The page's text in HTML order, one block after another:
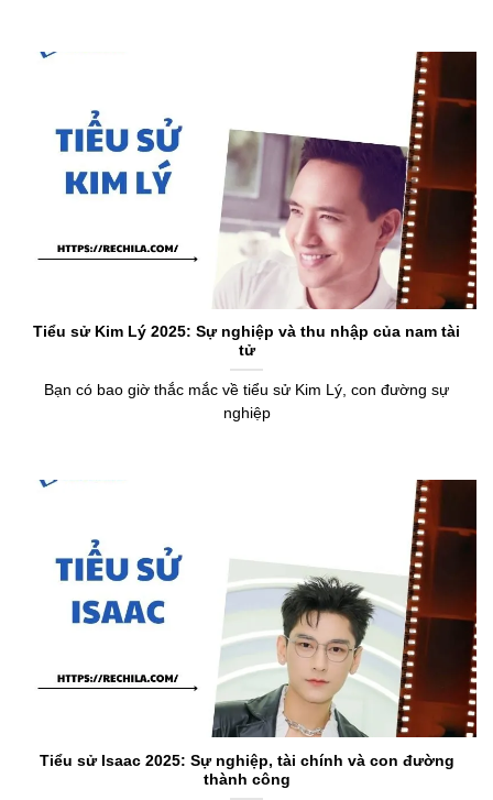
Tiểu sử Kim Lý 2025: Sự nghiệp và thu nhập của nam tài
tử
Bạn có bao giờ thắc mắc về tiểu sử Kim Lý, con đường sự
nghiệp
Tiểu sử Isaac 2025: Sự nghiệp, tài chính và con đường
thành công